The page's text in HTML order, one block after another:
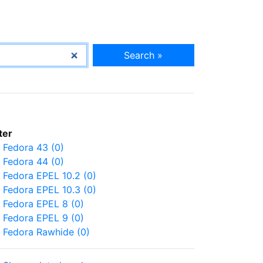
Search »
Fedora 43 (0)
Fedora 44 (0)
Fedora EPEL 10.2 (0)
Fedora EPEL 10.3 (0)
Fedora EPEL 8 (0)
Fedora EPEL 9 (0)
Fedora Rawhide (0)